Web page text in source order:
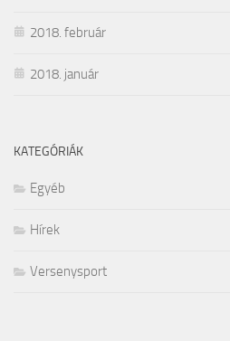
2018. február
2018. január
KATEGÓRIÁK
Egyéb
Hírek
Versenysport